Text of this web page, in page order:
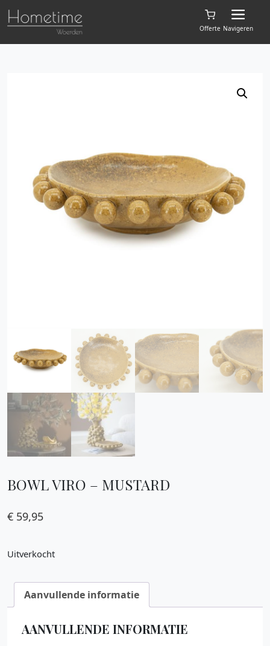
Offerte Navigeren
BOWL VIRO – MUSTARD
€ 59,95
Uitverkocht
Aanvullende informatie
AANVULLENDE INFORMATIE